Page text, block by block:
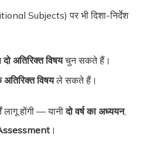
Subjects) पर भी दिशा-निर्देश
दो अतिरिक्त विषयचुन सकते हैं।
अतिरिक्त विषयले सकते हैं।
लागू होंगी — यानीदो वर्ष का अध्ययन,
।